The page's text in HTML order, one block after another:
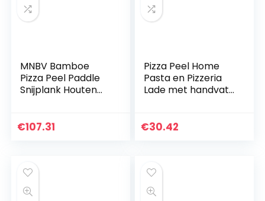
MNBV Bamboe
Pizza Peel Paddle
Snijplank Houten
Kaas, Brood, fruit,
€107.31
Pizza Peel Home
Pasta en Pizzeria
Lade met handvat
bakken, fruit en
€30.42